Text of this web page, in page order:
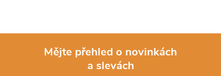
Mějte přehled o novinkách
a slevách